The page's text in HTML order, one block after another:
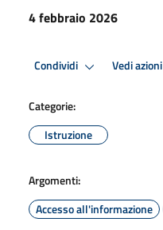
4 febbraio 2026
Condividi Vedi azioni
Categorie:
Istruzione
Argomenti:
Accesso all'informazione